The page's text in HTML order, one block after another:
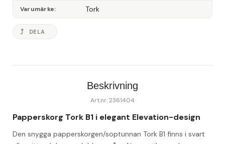
Varumärke Tork
DELA
Beskrivning
Art.nr: 2361404
Papperskorg Tork B1 i elegant Elevation-design
Den snygga papperskorgen/soptunnan Tork B1 finns i svart